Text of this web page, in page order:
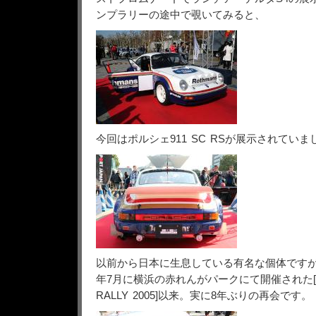
ンプラリーの途中で覗いてみると、
今回はポルシェ911 SC RSが展示されていま
以前から日本に生息している有名な個体です
年7月に横浜の赤れんがパークにて開催され
RALLY 2005]以来。実に8年ぶりの再会です。